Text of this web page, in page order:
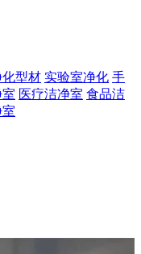
化型材 实验室净化 手
医疗洁净室 食品洁